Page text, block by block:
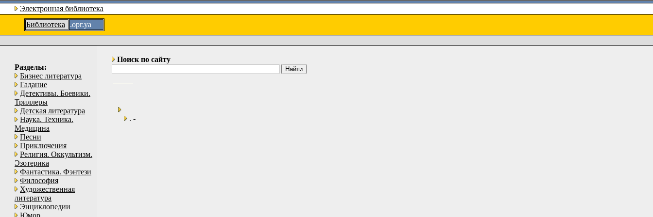
Электронная библиотека
Библиотека
.орг.уа
Разделы:
Бизнес литература
Гадание
Детективы. Боевики.
Триллеры
Детская литература
Наука. Техника.
Медицина
Песни
Приключения
Религия. Оккультизм.
Эзотерика
Фантастика. Фэнтези
Философия
Художественная
литература
Энциклопедии
Юмор
Поиск по сайту
. -